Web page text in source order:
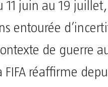
11 juin au 19
entourée
de guerre
FIFA réaffirme